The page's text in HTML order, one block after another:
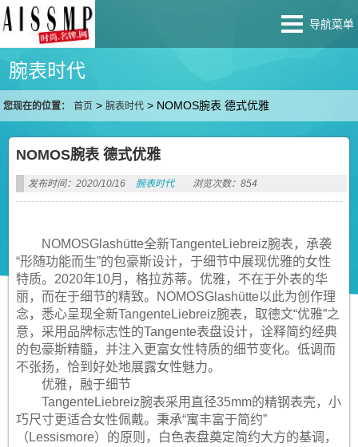
导航菜单
腕表时代
您现在的位置： 首页 >腕表时代 > NOMOS腕表 德式优雅
NOMOS腕表 德式优雅
发布时间：2020/10/16 腕表时代 浏览次数：854
NOMOSGlashütte全新TangenteLiebreiz腕表，承袭
“形随功能而生”的包豪斯设计，于细节中展现优雅的女性
特质。2020年10月，格拉苏蒂。优雅，不在于外表的华
丽，而在于细节的精致。NOMOSGlashütte以此为创作理
念，悉心呈现全新TangenteLiebreiz腕表，取德文“优雅”之
意，采用品牌标志性的Tangente表盘设计，诠释简约经典
的包豪斯精髓，并注入更富女性特质的细节变化。低调而
不张扬，恰到好处地展露女性魅力。
优雅，融于细节
TangenteLiebreiz腕表采用直径35mm的精钢表壳，小
巧尺寸更适合女性佩戴。秉承“寓丰富于简约”
（Lessismore）的原则，白色表盘奠定简约大方的基调，